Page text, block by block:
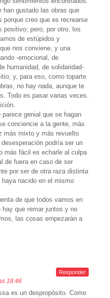
han gustado las obras que
porque creo que es recrearse
positivo; pero, por otro, los
de estúpidos y
nos conviene, y una
-emocional, de
humanidad, de solidaridad-
y, para eso, como toparte
no hay nada, aunque te
Todo es pasar varias veces.
genial que se hagan
conciencie a la gente, más
más mixto y más revuelto
podría ser un
más fácil es echarle al culpa
de fuera en caso de ser
por ser de otra raza distinta
nacido en el mismo
de que todos vamos en
que remar juntos y no
las cosas empezarán a
18:46
es un despropósito. Como
Responder